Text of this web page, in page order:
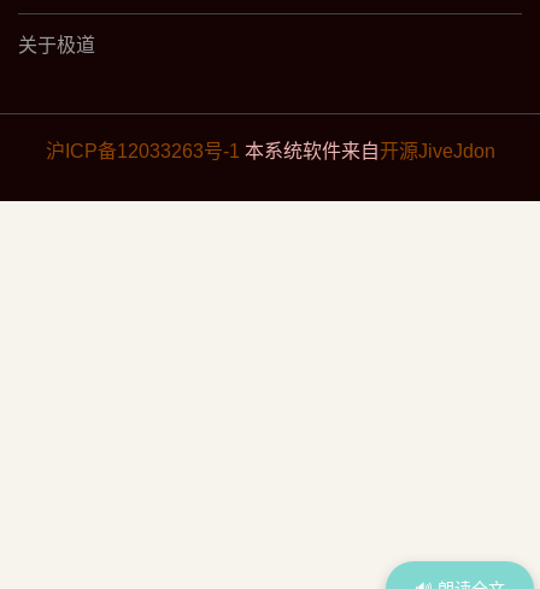
关于极道
沪ICP备12033263号-1 本系统软件来自开源JiveJdon